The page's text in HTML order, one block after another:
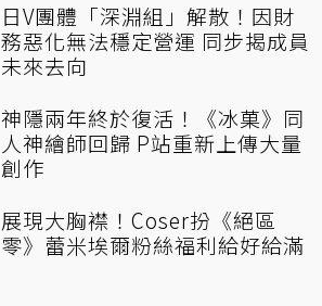
日V團體「深淵組」解散！因財
務惡化無法穩定營運 同步揭成員
未來去向
神隱兩年終於復活！《冰菓》同
人神繪師回歸 P站重新上傳大量
創作
展現大胸襟！Coser扮《絕區
零》蕾米埃爾粉絲福利給好給滿